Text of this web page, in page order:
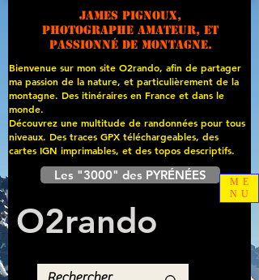
James PIGNOUX,
photographe amateur, et
passionné de montagne.
Bienvenue sur mon site O2rando, afin de partager
ma passion de la nature, et particulièrement de la
montagne. Des itinéraires en France et dans le
monde.
Découvrez une multitude de randonnées pour tous
niveaux. Des traces GPX téléchargeables, des
cartes IGN imprimables, et des topos descriptifs.
Les "3000" des PYRÉNÉES
O2rando
ME
NU